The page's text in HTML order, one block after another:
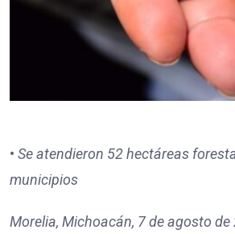
• Se atendieron 52 hectáreas
municipios
Morelia, Michoacán, 7 de agosto de